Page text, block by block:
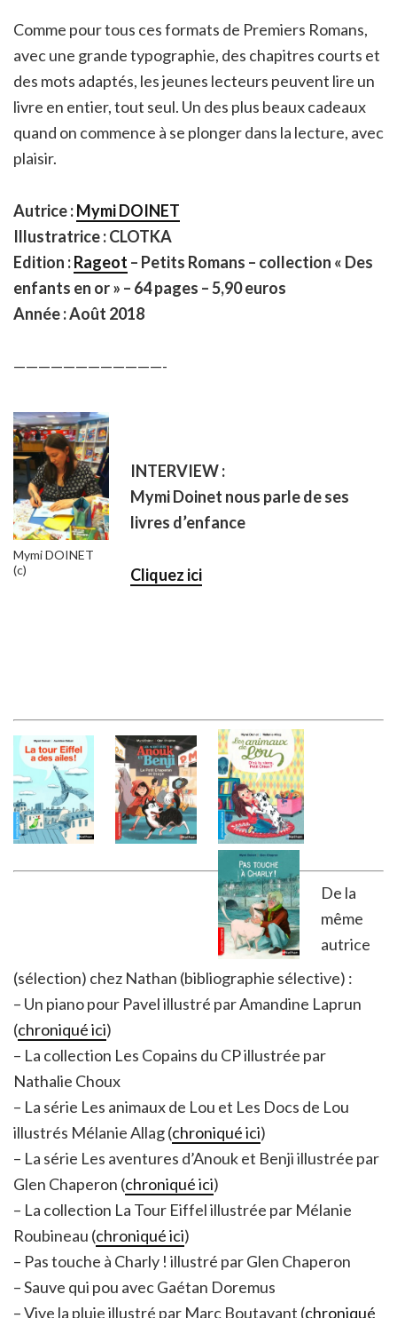
Comme pour tous ces formats de Premiers Romans,
avec une grande typographie, des chapitres courts et
des mots adaptés, les jeunes lecteurs peuvent lire un
livre en entier, tout seul. Un des plus beaux cadeaux
quand on commence à se plonger dans la lecture, avec
plaisir.
Autrice :Mymi DOINET
Illustratrice : CLOTKA
Edition :Rageot – Petits Romans – collection « Des
enfants en or » – 64 pages – 5,90 euros
Année : Août 2018
————————————-
Mymi DOINET
(c)
INTERVIEW :
Mymi Doinet nous parle de ses
livres d’enfance
Cliquez ici
De la
même
autrice
(sélection) chez Nathan (bibliographie sélective) :
– Un piano pour Pavel illustré par Amandine Laprun
(chroniqué ici)
– La collection Les Copains du CP illustrée par
Nathalie Choux
– La série Les animaux de Lou et Les Docs de Lou
illustrés Mélanie Allag (chroniqué ici)
– La série Les aventures d’Anouk et Benji illustrée par
Glen Chaperon (chroniqué ici)
– La collection La Tour Eiffel illustrée par Mélanie
Roubineau (chroniqué ici)
– Pas touche à Charly ! illustré par Glen Chaperon
– Sauve qui pou avec Gaétan Doremus
– Vive la pluie illustré par Marc Boutavant (chroniqué